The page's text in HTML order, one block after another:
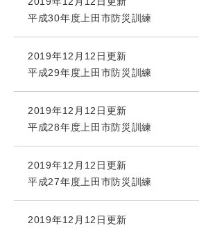
平成30年度上田市防災訓練
2019年12月12日更新
平成29年度上田市防災訓練
2019年12月12日更新
平成28年度上田市防災訓練
2019年12月12日更新
平成27年度上田市防災訓練
2019年12月12日更新